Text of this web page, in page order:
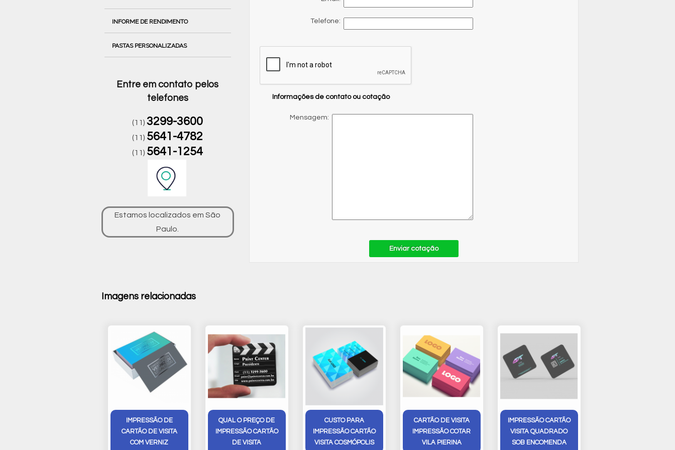
INFORME DE RENDIMENTO
PASTAS PERSONALIZADAS
Entre em contato pelos
telefones
(11)3299-3600
(11) 5641-4782
(11) 5641-1254
Estamos localizados em São
Paulo.
Telefone:
Informações de contato ou cotação
Mensagem:
Enviar cotação
Imagens relacionadas
IMPRESSÃO DE
CARTÃO DE VISITA
COM VERNIZ
QUAL O PREÇO DE
IMPRESSÃO CARTÃO
DE VISITA
CUSTO PARA
IMPRESSÃO CARTÃO
VISITA COSMÓPOLIS
CARTÃO DE VISITA
IMPRESSÃO COTAR
VILA PIERINA
IMPRESSÃO CARTÃO
VISITA QUADRADO
SOB ENCOMENDA